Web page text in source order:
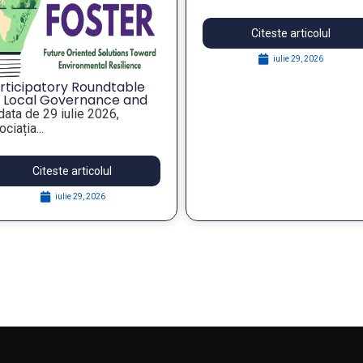
Citeste articolul
iulie 29, 2026
Citeste articolul
iulie 29, 2026